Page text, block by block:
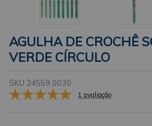
AGULHA DE CROCHÊ
VERDE CÍRCULO
SKU 24559.0030
1 avaliação